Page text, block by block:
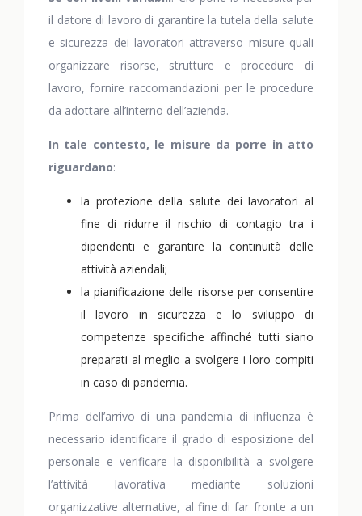
il datore di lavoro di garantire la tutela della salute
e sicurezza dei lavoratori attraverso misure quali
organizzare risorse, strutture e procedure di
lavoro, fornire raccomandazioni per le procedure
da adottare all’interno dell’azienda.
In tale contesto, le misure da porre in atto
riguardano:
la protezione della salute dei lavoratori al
fine di ridurre il rischio di contagio tra i
dipendenti e garantire la continuità delle
attività aziendali;
la pianificazione delle risorse per consentire
il lavoro in sicurezza e lo sviluppo di
competenze specifiche affinché tutti siano
preparati al meglio a svolgere i loro compiti
in caso di pandemia.
Prima dell’arrivo di una pandemia di influenza è
necessario identificare il grado di esposizione del
personale e verificare la disponibilità a svolgere
l’attività lavorativa mediante soluzioni
organizzative alternative, al fine di far fronte a un